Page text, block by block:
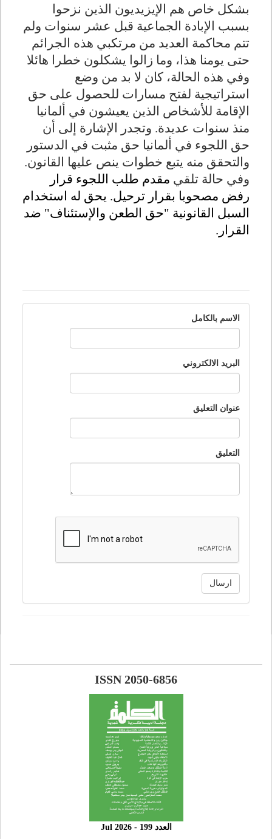
بشكل خاص هم الإيزيديون الذين نزحوا
بسبب الإبادة الجماعية قبل عشر سنوات ولم
تتم محاكمة العديد من مرتكبي هذه الجرائم
حتى يومنا هذا، وما زالوا يشكلون خطرا هائلا
وفي هذه الحالة، كان لا بد من وضع
استراتيجية لفتح مسارات للحصول على حق
الإقامة للأشخاص الذين يعيشون في ألمانيا
منذ سنوات عديدة. وتجدر الإشارة إلى أن
حق اللجوء في ألمانيا حق مثبت في الدستور
والتحقق منه يتبع خطوات ينص عليها القانون.
وفي حالة تلقي مقدم طلب اللجوء قرار
رفض مصحوبا بقرار ترحيل. يحق له استخدام
السبل القانونية "حق الطعن والإستئناف" ضد
القرار .
الاسم بالكامل
البريد الالكتروني
عنوان التعليق
التعليق
ارسال
ISSN 2050-6856
العدد 199 - 2026 Jul